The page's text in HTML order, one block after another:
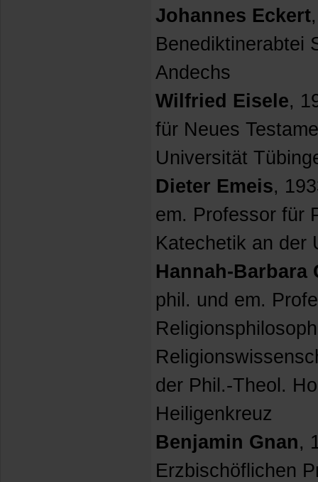
Johannes Eckert
Benediktinerabtei
Andechs
Wilfried Eisele,
für Neues
Universität
Dieter Emeis,
em. Professor für
Katechetik an der
Hannah-Barbara
phil. und em.
der Phil.-Theol.
Heiligenkreuz
Benjamin Gnan,
Erzbischöflichen